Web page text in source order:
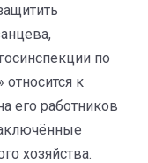
по
относится к
его работников
хозяйства.